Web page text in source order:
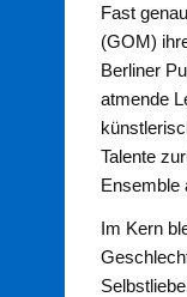
Fast
(GOM)
Berliner
atmende
Talente
Ensemble
Im Kern